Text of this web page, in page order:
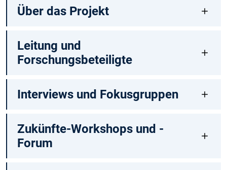
Über das Projekt
Leitung und
Forschungsbeteiligte
Interviews und Fokusgruppen
Zukünfte-Workshops und -
Forum